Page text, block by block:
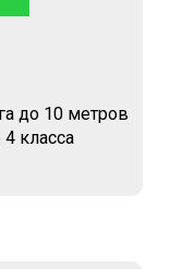
до 10 метров
класса